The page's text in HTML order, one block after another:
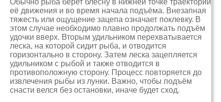
Обычно рыба берет блесну в нижней точке траектории
её движения и во время начала подъёма. Внезапная
тяжесть или ощущение зацепа означает поклевку. В
этом случае необходимо плавно продолжать подъём
удочки вверх. Вторым удильником перехватывается
леска, на которой сидит рыба, и отводится
горизонтально в сторону. Затем леска зацепляется
удильником с рыбой и также отводится в
противоположную сторону. Процесс повторяется до
извлечения рыбы из лунки. Важно, чтобы подъём
снасти велся без остановки, иначе будет сход.